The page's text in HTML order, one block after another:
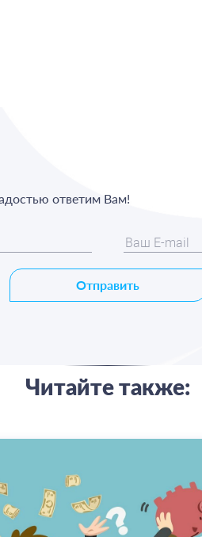
ответим Вам!
Отправить
Читайте также: